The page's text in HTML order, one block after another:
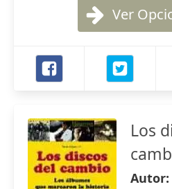
Ver
Los
Autor: